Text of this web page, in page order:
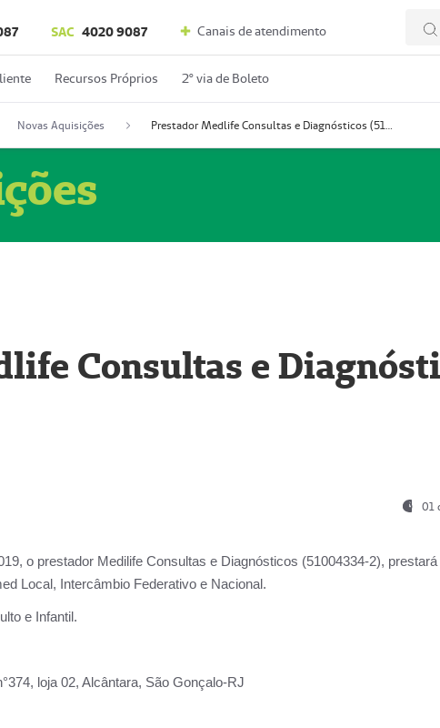
SAC 4020 9087 Canais de atendimento
Recursos Próprios 2º via de Boleto
Novas Aquisições Prestador Medlife Consultas e Diagnósticos (51004334-2)
Consultas e
01
, o prestador Medilife Consultas e Diagnósticos (51004334-2), prestará
Local, Intercâmbio Federativo e Nacional.
e Infantil.
loja 02, Alcântara, São Gonçalo-RJ